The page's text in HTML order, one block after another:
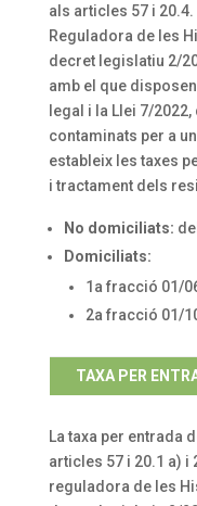
als articles 57 i
Reguladora de les
decret legislatiu 2/
amb el que
legal i la Llei 7/
contaminats per a
estableix les taxes
i tractament dels
No domiciliats:
Domiciliats:
1a fracció 01/
2a fracció 01/
TAXA PER
La taxa per entrada
articles 57 i 20.1 a) i
reguladora de les